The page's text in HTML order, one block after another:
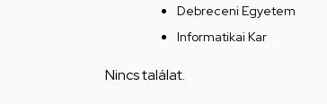
Debreceni Egyetem
Informatikai Kar
Nincs találat.